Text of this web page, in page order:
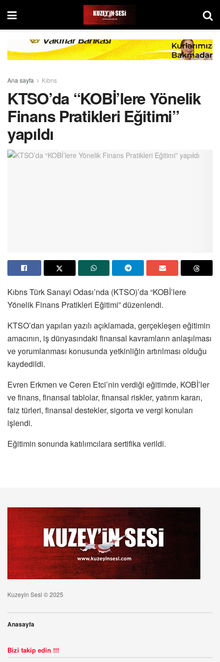
Ana sayfa Kıbrıs
KTSO’da “KOBİ’lere Yönelik
Finans Pratikleri Eğitimi”
yapıldı
Kıbrıs Türk Sanayi Odası’nda (KTSO)’da “KOBİ’lere
Yönelik Finans Pratikleri Eğitimi” düzenlendi.
KTSO’dan yapılan yazılı açıklamada, gerçekleşen eğitimin
amacının, iş dünyasındaki finansal kavramların anlaşılması
ve yorumlanması konusunda yetkinliğin artırılması olduğu
kaydedildi.
Evren Erkmen ve Ceren Etci’nin verdiği eğitimde, KOBİ’ler
ve finans, finansal tablolar, finansal riskler, yatırım kararı,
faiz türleri, finansal destekler, sigorta ve vergi konuları
işlendi.
Eğitimin sonunda katılımcılara sertifika verildi.
Kuzeyin Sesi © 2025
Anasayfa
Bizi takip edin !!!